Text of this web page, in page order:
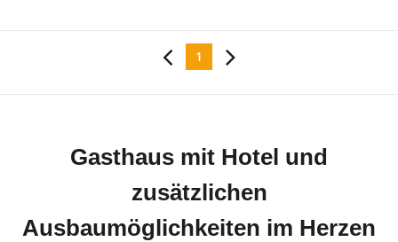
1
Gasthaus mit Hotel und
zusätzlichen
Ausbaumöglichkeiten im Herzen